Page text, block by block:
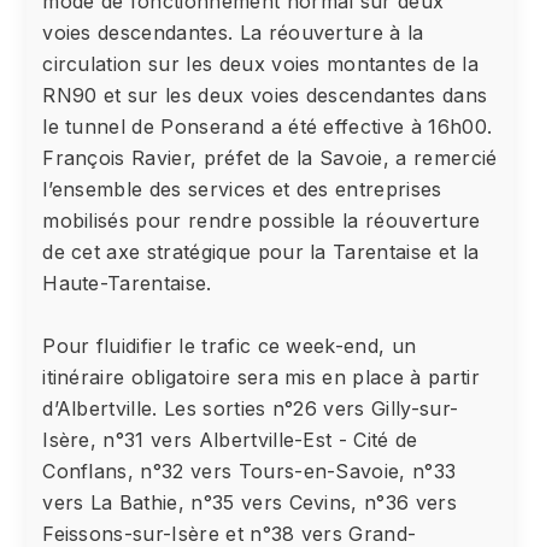
voies descendantes. La réouverture à la
circulation sur les deux voies montantes de la
RN90 et sur les deux voies descendantes dans
le tunnel de Ponserand a été effective à 16h00.
François Ravier, préfet de la Savoie, a remercié
l’ensemble des services et des entreprises
mobilisés pour rendre possible la réouverture
de cet axe stratégique pour la Tarentaise et la
Haute-Tarentaise.
Pour fluidifier le trafic ce week-end, un
itinéraire obligatoire sera mis en place à partir
d’Albertville. Les sorties n°26 vers Gilly-sur-
Isère, n°31 vers Albertville-Est - Cité de
Conflans, n°32 vers Tours-en-Savoie, n°33
vers La Bathie, n°35 vers Cevins, n°36 vers
Feissons-sur-Isère et n°38 vers Grand-